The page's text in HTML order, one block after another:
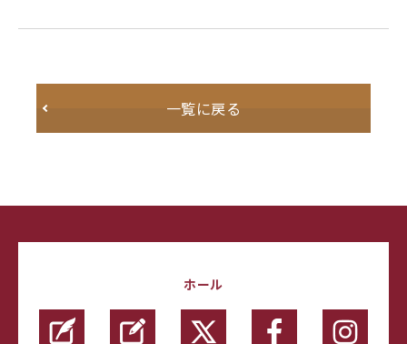
一覧に戻る
ホール